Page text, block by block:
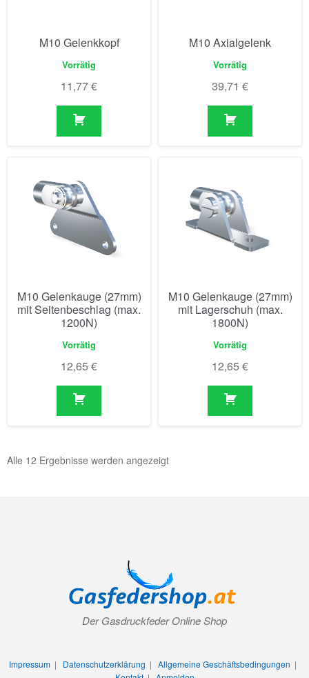
M10 Gelenkkopf
Vorrätig
11,77€
M10 Axialgelenk
Vorrätig
39,71 €
M10 Gelenkauge (27mm)
mit Seitenbeschlag (max.
1200N)
Vorrätig
12,65 €
M10 Gelenkauge (27mm)
mit Lagerschuh (max.
1800N)
Vorrätig
12,65 €
Alle 12 Ergebnisse werden angezeigt
Der Gasdruckfeder Online Shop
Impressum| Datenschutzerklärung | Allgemeine Geschäftsbedingungen |